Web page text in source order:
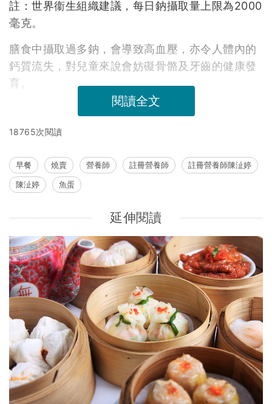
註：世界衞生組織建議，每日鈉攝取量上限為2000
毫克。
膳食中攝取過多鈉，會導致高血壓，亦令人體內的
鈣質流失，對兒童來說會妨礙骨骼及牙齒的健康發
育。
閱讀全文
18765次閱讀
早餐 燒賣 營養師 註冊營養師
註冊營養師陳沚婷
陳沚婷
魚蛋
延伸閱讀